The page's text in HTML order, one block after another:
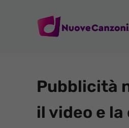
Pubblicità
il video e